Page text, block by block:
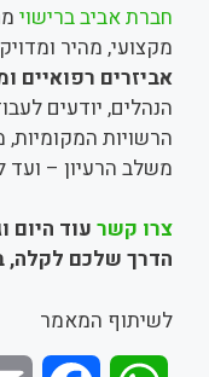
חברת אביב ברישוי
מקצועי, מהיר
אביזרים רפואיים
הנהלים, יודעים
הרשויות
משלב הרעיון – ועד
צרו קשר עוד היום
הדרך שלכם לקלה,
לשיתוף המאמר